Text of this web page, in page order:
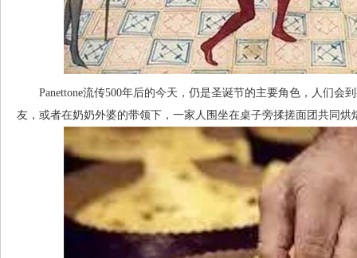
Panettone流传500年后的今天，仍是圣诞节的主要角色，人们会
友，或者在奶奶外婆的带领下，一家人围坐在桌子旁揉搓面团共同烘